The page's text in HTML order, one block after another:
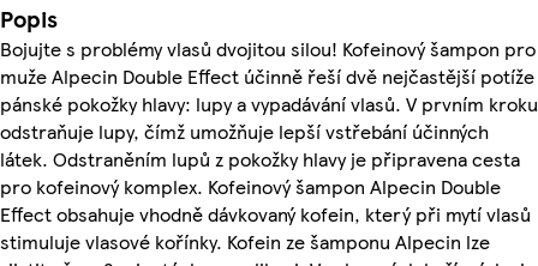
Popis
Bojujte s problémy vlasů dvojitou silou! Kofeinový šampon pro
muže Alpecin Double Effect účinně řeší dvě nejčastější potíže
pánské pokožky hlavy: lupy a vypadávání vlasů. V prvním kroku
odstraňuje lupy, čímž umožňuje lepší vstřebání účinných
látek. Odstraněním lupů z pokožky hlavy je připravena cesta
pro kofeinový komplex. Kofeinový šampon Alpecin Double
Effect obsahuje vhodně dávkovaný kofein, který při mytí vlasů
stimuluje vlasové kořínky. Kofein ze šamponu Alpecin lze